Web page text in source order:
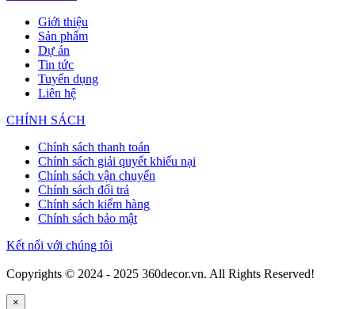
Giới thiệu
Sản phẩm
Dự án
Tin tức
Tuyển dụng
Liên hệ
CHÍNH SÁCH
Chính sách thanh toán
Chính sách giải quyết khiếu nại
Chính sách vận chuyển
Chính sách đổi trả
Chính sách kiểm hàng
Chính sách bảo mật
Kết nối với chúng tôi
Copyrights © 2024 - 2025 360decor.vn. All Rights Reserved!
×